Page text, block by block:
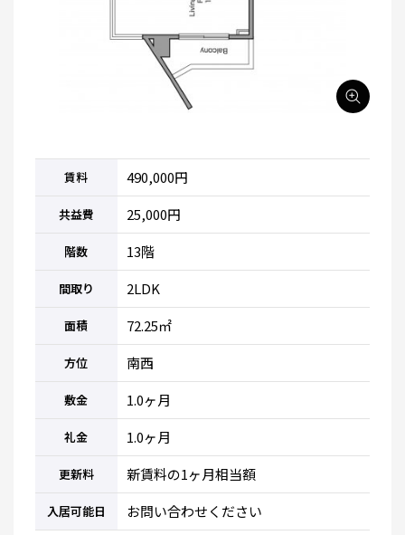
賃料 490,000円
共益費 25,000円
階数 13階
間取り 2LDK
面積 72.25㎡
方位 南西
敷金 1.0ヶ月
礼金 1.0ヶ月
更新料 新賃料の1ヶ月相当額
入居可能日 お問い合わせください